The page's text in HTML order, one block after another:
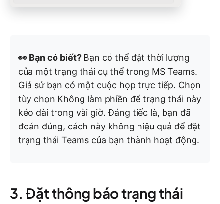
👀 Bạn có biết? Bạn có thể đặt thời lượng
của một trạng thái cụ thể trong MS Teams.
Giả sử bạn có một cuộc họp trực tiếp. Chọn
tùy chọn Không làm phiền để trạng thái này
kéo dài trong vài giờ. Đáng tiếc là, bạn đã
đoán đúng, cách này không hiệu quả để đặt
trạng thái Teams của bạn thành hoạt động.
3. Đặt thông báo trạng thái